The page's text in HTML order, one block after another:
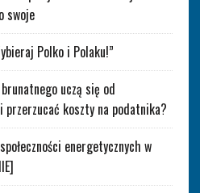
swoje
Polko i Polaku!”
uczą się od
koszty na podatnika?
energetycznych w